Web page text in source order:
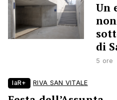
Un
di
5 ore
laR+ RIVA SAN VITALE